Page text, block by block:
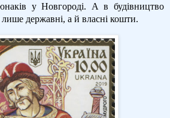
у Новгороді. А в будівництво
лише державні, а й власні кошти.